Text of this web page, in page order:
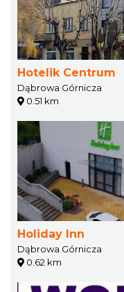
Hotelik Centrum
Dąbrowa Górnicza
0.51 km
Holiday Inn
Dąbrowa Górnicza
0.62 km